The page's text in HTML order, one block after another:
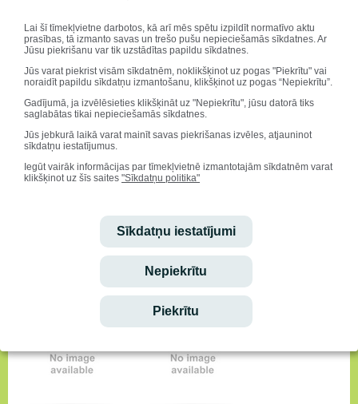
Lai šī tīmekļvietne darbotos, kā arī mēs spētu izpildīt normatīvo aktu
prasības, tā izmanto savas un trešo pušu nepieciešamās sīkdatnes. Ar
Jūsu piekrišanu var tik uzstādītas papildu sīkdatnes.
Jūs varat piekrist visām sīkdatnēm, noklikšķinot uz pogas "Piekrītu" vai
noraidīt papildu sīkdatņu izmantošanu, klikšķinot uz pogas “Nepiekrītu”.
Gadījumā, ja izvēlēsieties klikšķināt uz "Nepiekrītu", jūsu datorā tiks
saglabātas tikai nepieciešamās sīkdatnes.
Jūs jebkurā laikā varat mainīt savas piekrišanas izvēles, atjauninot
sīkdatņu iestatījumus.
Iegūt vairāk informācijas par tīmekļvietnē izmantotajām sīkdatnēm varat
klikšķinot uz šīs saites "Sīkdatņu politika"
Sīkdatņu iestatījumi
Nepiekrītu
Piekrītu